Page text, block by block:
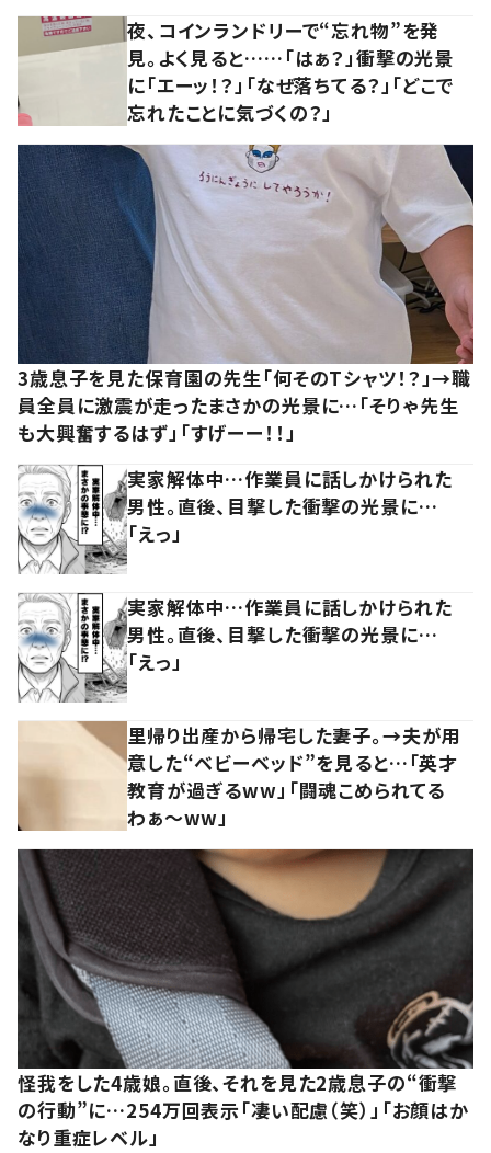
夜、コインランドリーで“忘れ物”を発
見。よく見ると……「はぁ？」衝撃の光景
に「エーッ！？」「なぜ落ちてる？」「どこで
忘れたことに気づくの？」
3歳息子を見た保育園の先生「何そのTシャツ！？」→職
員全員に激震が走ったまさかの光景に…「そりゃ先生
も大興奮するはず」「すげーー！！」
実家解体中…作業員に話しかけられた
男性。直後、目撃した衝撃の光景に…
「えっ」
実家解体中…作業員に話しかけられた
男性。直後、目撃した衝撃の光景に…
「えっ」
里帰り出産から帰宅した妻子。→夫が用
意した“ベビーベッド”を見ると…「英才
教育が過ぎるww」「闘魂こめられてる
わぁ～ww」
怪我をした4歳娘。直後、それを見た2歳息子の“衝撃
の行動”に…254万回表示「凄い配慮（笑）」「お顔はか
なり重症レベル」